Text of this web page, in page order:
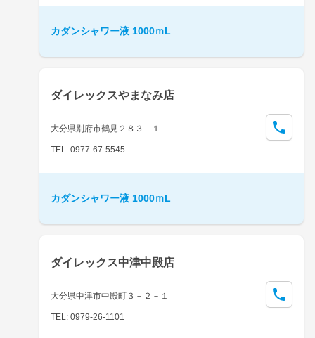
カダンシャワー液 1000ｍL
ダイレックスやまなみ店
大分県別府市鶴見２８３－１
TEL: 0977-67-5545
カダンシャワー液 1000ｍL
ダイレックス中津中殿店
大分県中津市中殿町３－２－１
TEL: 0979-26-1101